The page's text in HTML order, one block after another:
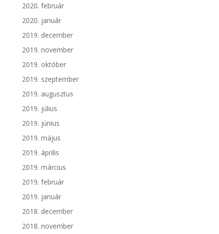
2020. február
2020. január
2019. december
2019. november
2019. október
2019. szeptember
2019. augusztus
2019. július
2019. június
2019. május
2019. április
2019. március
2019. február
2019. január
2018. december
2018. november